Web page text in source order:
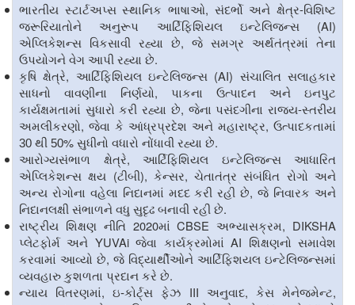
ભારતીય સ્ટાર્ટઅપ્સ સ્થાનિક ભાષાઓ, સંદર્ભો અને ક્ષેત્ર-વિશિષ્ટ
જરૂરિયાતોને અનુરૂપ આર્ટિફિશિયલ ઇન્ટેલિજન્સ (AI)
એપ્લિકેશન્સ વિકસાવી રહ્યા છે,
જે સમગ્ર અર્થતંત્રમાં તેના
ઉપયોગને વેગ આપી રહ્યા છે.
કૃષિ ક્ષેત્રે, આર્ટિફિશિયલ ઇન્ટેલિજન્સ (AI)
સંચાલિત સલાહકાર
સાધનો વાવણીના નિર્ણયો,
પાકના ઉત્પાદન અને ઇનપુટ
કાર્યક્ષમતામાં સુધારો કરી રહ્યા છે, જેના પસંદગીના રાજ્ય-સ્તરીય
અમલીકરણો, જેવા કે આંધ્રપ્રદેશ અને મહારાષ્ટ્ર, ઉત્પાદકતામાં
30 થી 50% સુધીનો વધારો નોંધાવી રહ્યા છે.
આરોગ્યસંભાળ ક્ષેત્રે,
આર્ટિફિશિયલ ઇન્ટેલિજન્સ આધારિત
એપ્લિકેશન્સ ક્ષય (ટીબી), કેન્સર,ચેતાતંત્ર સંબંધિત રોગો અને
અન્ય રોગોના વહેલા નિદાનમાં મદદ કરી રહી છે,જે નિવારક અને
નિદાનલક્ષી સંભાળને વધુ સુદૃઢ બનાવી રહી છે.
રાષ્ટ્રીય શિક્ષણ નીતિ 2020માંCBSEઅભ્યાસક્રમ, DIKSHA
પ્લેટફોર્મ અને YUVAiજેવા કાર્યક્રમોમાંAI
શિક્ષણનો સમાવેશ
કરવામાં આવ્યો છે, જે વિદ્યાર્થીઓને આર્ટિફિશયલ ઇન્ટેલિજન્સમાં
વ્યવહારુ કુશળતા પ્રદાન કરે છે.
ન્યાય વિતરણમાં,ઇ-કોર્ટ્સ ફેઝ III અનુવાદ, કેસ મેનેજમેન્ટ,